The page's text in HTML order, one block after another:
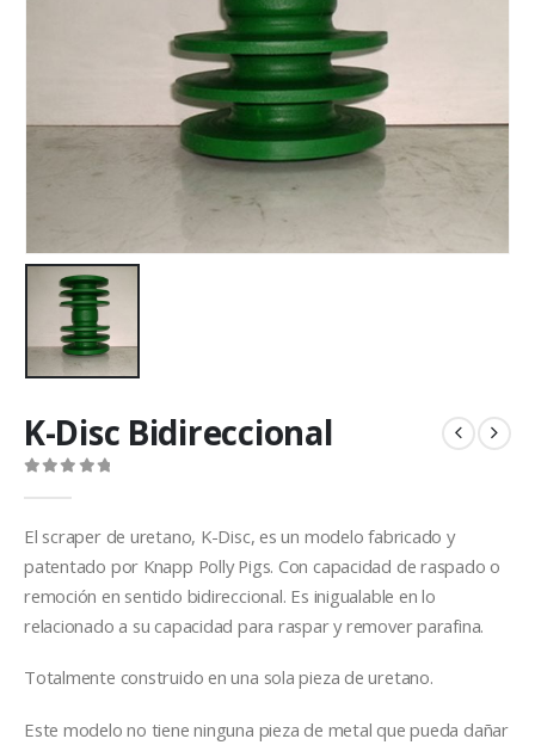
K-Disc Bidireccional
El scraper de uretano, K-Disc, es un modelo fabricado y
patentado por Knapp Polly Pigs. Con capacidad de raspado o
remoción en sentido bidireccional. Es inigualable en lo
relacionado a su capacidad para raspar y remover parafina.
Totalmente construido en una sola pieza de uretano.
Este modelo no tiene ninguna pieza de metal que pueda dañar